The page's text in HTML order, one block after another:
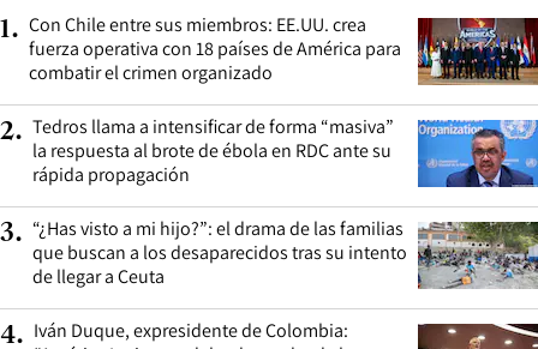
1. Con Chile entre sus miembros: EE.UU. crea
fuerza operativa con 18 países de América para
combatir el crimen organizado
2. Tedros llama a intensificar de forma “masiva”
la respuesta al brote de ébola en RDC ante su
rápida propagación
3. “¿Has visto a mi hijo?”: el drama de las familias
que buscan a los desaparecidos tras su intento
de llegar a Ceuta
4. Iván Duque, expresidente de Colombia: